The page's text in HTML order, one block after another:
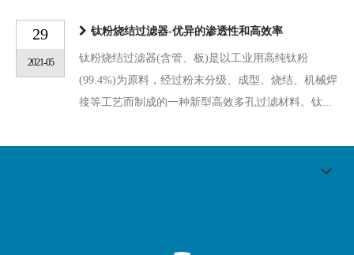
29
2021-05
钛粉烧结过滤器-优异的渗透性和高效率
钛粉烧结过滤器(含管、板)是以工业用高纯钛粉
(99.4%)为原料，经过粉末分级、成型、烧结、机械焊
接等工艺而制成的一种新型高效多孔过滤材料。钛...